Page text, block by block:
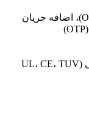
دارای حفاظت در برابر اضافه ولتاژ (OVP)، اضافه جریان
مطابقت با استانداردهای ایمنی بین‌المللی (UL، CE، TUV